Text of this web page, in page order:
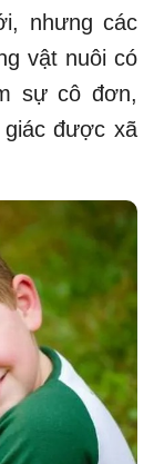
nhưng các
vật nuôi có
sự cô đơn,
được xã